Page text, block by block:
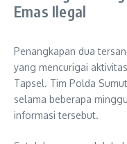
Emas Ilegal
Penangkapan dua
yang mencurigai
Tapsel. Tim Polda
selama beberapa
informasi tersebut.